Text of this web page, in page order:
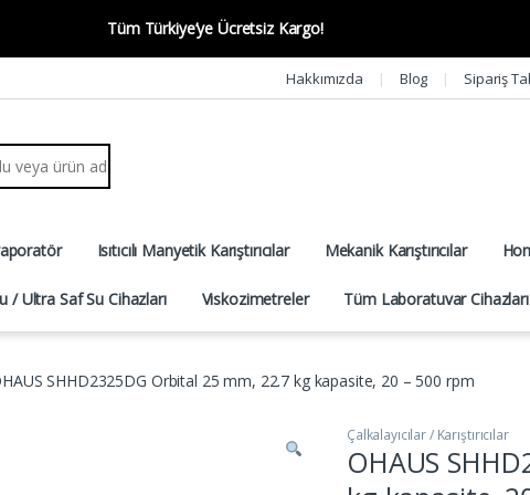
Tüm Türkiye’ye Ücretsiz Kargo!
Hakkımızda Blog Sipariş
Isıtıcılı Manyetik Karıştırıcılar Mekanik Karıştırıcılar
/ Ultra Saf Su Cihazları Viskozimetreler Tüm Laboratuvar Cihazları
SHHD2325DG Orbital 25 mm, 22.7 kg kapasite, 20 – 500 rpm
Çalkalayıcılar / Karıştırıcılar
OHAUS